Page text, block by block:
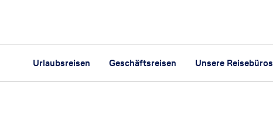
Urlaubsreisen Geschäftsreisen Unsere Reisebüros